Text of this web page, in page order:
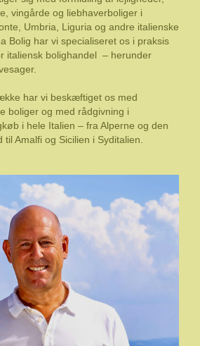
vingårde og liebhaverboliger i
Umbria, Liguria og andre italienske
Bolig har vi specialiseret os i praksis
italiensk bolighandel – herunder
har vi beskæftiget os med
boliger og med rådgivning i
i hele Italien – fra Alperne og den
Amalfi og Sicilien i Syditalien.